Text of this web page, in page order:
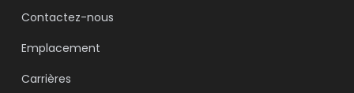
Contactez-nous
Emplacement
Carrières